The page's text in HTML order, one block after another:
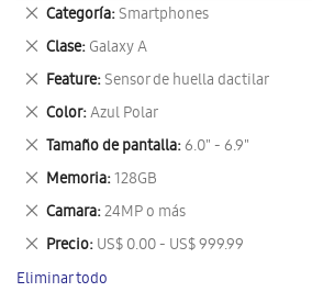
Categoría Smartphones
Eliminar
este
artículo
Clase Galaxy A
Eliminar
este
artículo
Feature Sensor de huella dactilar
Eliminar
este
artículo
Color Azul Polar
Eliminar
este
artículo
Tamaño de pantalla 6.0" - 6.9"
Eliminar
este
artículo
Memoria 128GB
Eliminar
este
artículo
Camara 24MP o más
Eliminar
este
artículo
Precio US$ 0.00 - US$ 999.99
Eliminar
este
artículo
Eliminar todo